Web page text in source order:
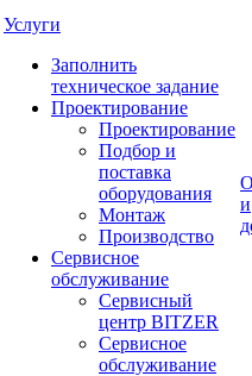
Услуги
Заполнить
техническое задание
Проектирование
Проектирование
Подбор и
поставка
оборудования
Монтаж
Производство
Сервисное
обслуживание
Сервисный
центр BITZER
Сервисное
обслуживание
и